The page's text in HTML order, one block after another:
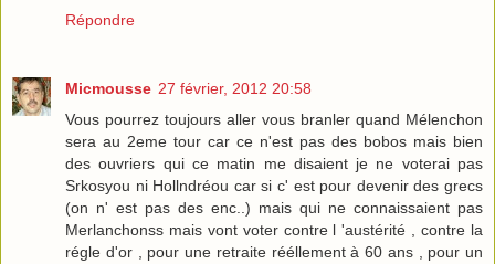
Répondre
Micmousse 27 février, 2012 20:58
Vous pourrez toujours aller vous branler quand Mélenchon
sera au 2eme tour car ce n'est pas des bobos mais bien
des ouvriers qui ce matin me disaient je ne voterai pas
Srkosyou ni Hollndréou car si c' est pour devenir des grecs
(on n' est pas des enc..) mais qui ne connaissaient pas
Merlanchonss mais vont voter contre l 'austérité , contre la
régle d'or , pour une retraite rééllement à 60 ans , pour un